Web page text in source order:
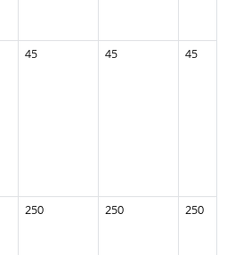
45 45 45
250 250 250